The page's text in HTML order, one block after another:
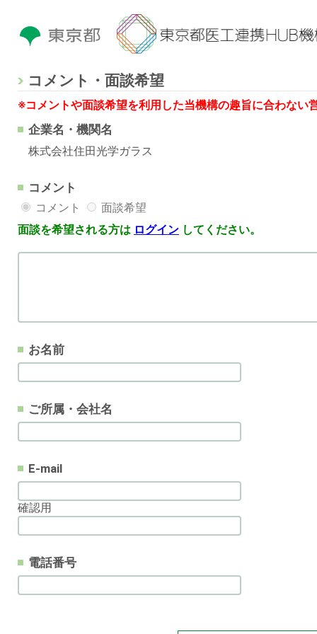
コメント・面談希望
※コメントや面談希望を利用した当機構の趣旨に合わない
企業名・機関名
株式会社住田光学ガラス
コメント
コメント
面談希望
面談を希望される方は ログイン してください。
お名前
ご所属・会社名
E-mail
確認用
電話番号